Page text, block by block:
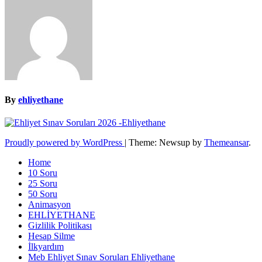
By ehliyethane
Proudly powered by WordPress | Theme: Newsup by Themeansar.
Home
10 Soru
25 Soru
50 Soru
Animasyon
EHLİYETHANE
Gizlilik Politikası
Hesap Silme
İlkyardım
Meb Ehliyet Sınav Soruları Ehliyethane